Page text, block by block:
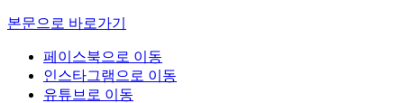
본문으로 바로가기
페이스북으로 이동
인스타그램으로 이동
유튜브로 이동